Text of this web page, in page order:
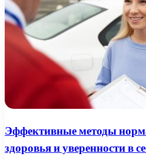
Эффективные методы
здоровья и уверенности в